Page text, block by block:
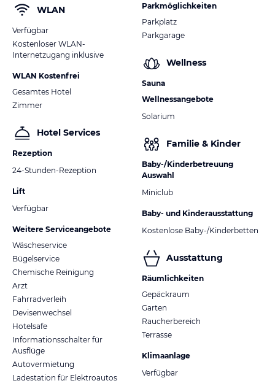
WLAN
Verfügbar
Kostenloser WLAN-
Internetzugang inklusive
WLAN Kostenfrei
Gesamtes Hotel
Zimmer
Hotel Services
Rezeption
24-Stunden-Rezeption
Lift
Verfügbar
Weitere Serviceangebote
Wäscheservice
Bügelservice
Chemische Reinigung
Arzt
Fahrradverleih
Devisenwechsel
Hotelsafe
Informationsschalter für
Ausflüge
Autovermietung
Ladestation für Elektroautos
Parkmöglichkeiten
Parkplatz
Parkgarage
Wellness
Sauna
Wellnessangebote
Solarium
Familie & Kinder
Baby-/Kinderbetreuung
Auswahl
Miniclub
Baby- und Kinderausstattung
Kostenlose Baby-/Kinderbetten
Ausstattung
Räumlichkeiten
Gepäckraum
Garten
Raucherbereich
Terrasse
Klimaanlage
Verfügbar